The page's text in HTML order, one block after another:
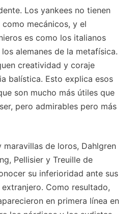
Los yankees no tienen
mecánicos, y el
es como los italianos
alemanes de la metafísica.
creatividad y coraje
balística. Esto explica esos
son mucho más útiles que
pero admirables pero más
maravillas de loros, Dahlgren
Pellisier y Treuille de
su inferioridad ante sus
Como resultado,
en primera línea en